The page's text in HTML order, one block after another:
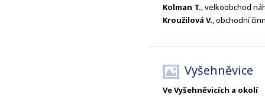
Kolman T., velkoobchod
Kroužilová V., obchodní
Vyšehněvice
Ve Vyšehněvicích a okolí